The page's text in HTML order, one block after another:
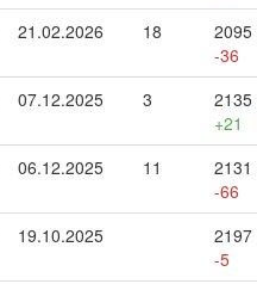
21.02.2026 18
2095
-36
07.12.2025 3
2135
+21
06.12.2025 11
2131
-66
19.10.2025
2197
-5